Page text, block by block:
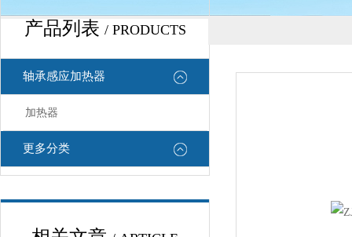
产品列表 / PRODUCTS
轴承感应加热器
加热器
更多分类